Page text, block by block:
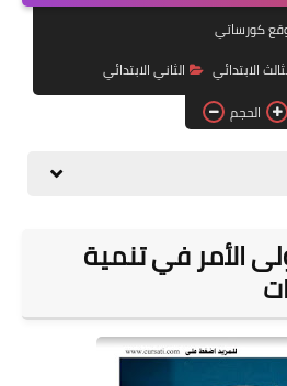
موضوعات
تربويات
تكنولوجيا
صحة
كورساتي
الابتدائي
الثاني الابتدائي
الحجم
الأمر في تنمية